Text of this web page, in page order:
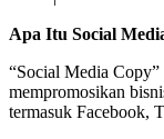
Apa Itu Social
“Social Media
mempromosikan
termasuk Facebook,